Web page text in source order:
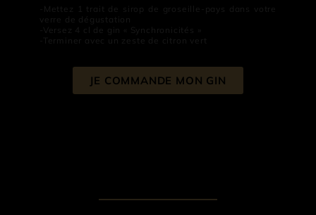
JE COMMANDE MON GIN
-Mettez 1 trait de sirop de groseille-pays dans votre
verre de dégustation
-Versez 4 cl de gin « Synchronicités »
-Terminer avec un zeste de citron vert